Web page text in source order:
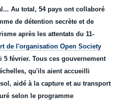
... Au total, 54 pays ont collaboré
de détention secrète et de
après les attentats du 11-
de l'organisation Open Society
5 février. Tous ces gouvernement
qu'ils aient accueilli
aidé à la capture et au transport
selon le programme